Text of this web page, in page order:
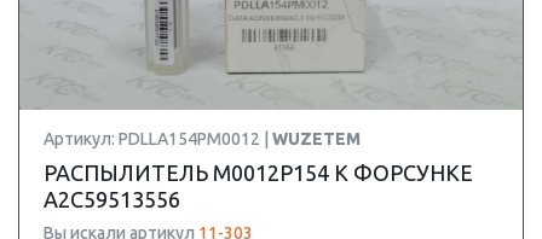
Артикул: PDLLA154PM0012 | WUZETEM
РАСПЫЛИТЕЛЬ M0012P154 К ФОРСУНКЕ
A2C59513556
Вы искали артикул 11-303